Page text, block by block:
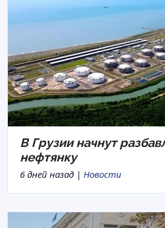
В Грузии начнут
нефтянку
6 дней назад | Новости